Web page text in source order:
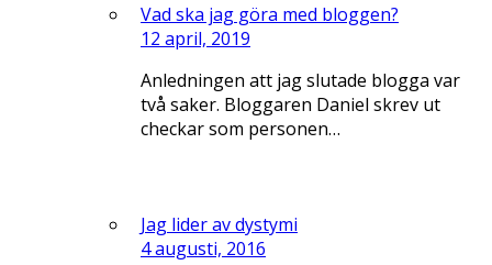
Vad ska jag göra med bloggen?
12 april, 2019
Anledningen att jag slutade blogga var
två saker. Bloggaren Daniel skrev ut
checkar som personen…
Jag lider av dystymi
4 augusti, 2016